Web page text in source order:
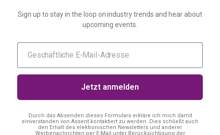
Sign up to stay in the loop on industry trends and hear about
upcoming events.
Durch das Absenden dieses Formulars erkläre ich mich damit
einverstanden von Assent kontaktiert zu werden. Dies schließt auch
den Erhalt des elektronischen Newsletters und anderer
Werbenachrichten per E-Mail unter Berücksichtigung der